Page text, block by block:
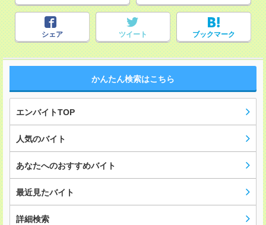
シェア ツイート ブックマーク
かんたん検索はこちら
エンバイトTOP
人気のバイト
あなたへのおすすめバイト
最近見たバイト
詳細検索